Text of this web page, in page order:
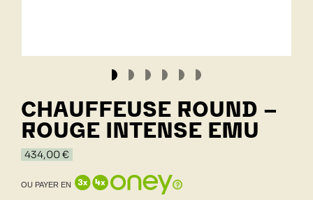
CHAUFFEUSE ROUND -
ROUGE INTENSE EMU
434,00 €
OU PAYER EN